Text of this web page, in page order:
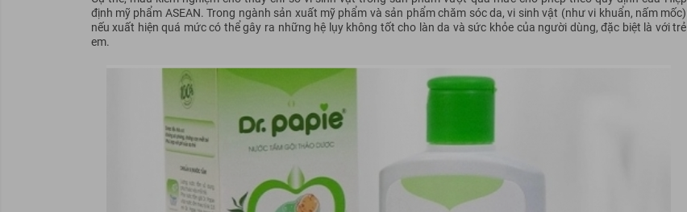
định mỹ phẩm ASEAN. Trong ngành sản xuất mỹ phẩm và sản phẩm chăm sóc da, vi sinh vật (như vi khuẩn, nấm mốc)
nếu xuất hiện quá mức có thể gây ra những hệ lụy không tốt cho làn da và sức khỏe của người dùng, đặc biệt là với trẻ
em.